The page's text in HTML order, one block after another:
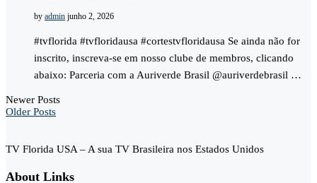
by admin junho 2, 2026
#tvflorida #tvfloridausa #cortestvfloridausa Se ainda não for
inscrito, inscreva-se em nosso clube de membros, clicando
abaixo: Parceria com a Auriverde Brasil @auriverdebrasil …
Newer Posts
Older Posts
TV Florida USA – A sua TV Brasileira nos Estados Unidos
About Links